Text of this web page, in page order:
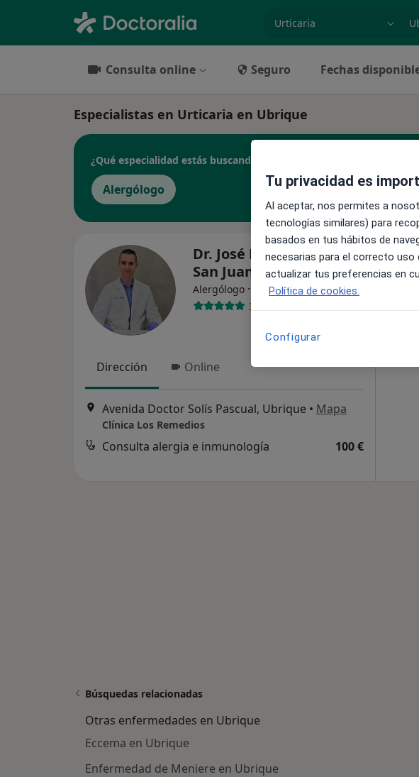
especialidad, enfermedad
Consulta online Seguro Fechas
Especialistas en Urticaria en Ubrique
¿Qué especialidad estás buscando?
Alergólogo
Dr. José María Duque
San Juan
Alergólogo · Ver más
371 opiniones
Dirección Online
Avenida Doctor Solís Pascual, Ubrique • Mapa
Clínica Los Remedios
Consulta alergia e inmunología 100 €
Búsquedas relacionadas
Otras enfermedades en Ubrique
Eccema en Ubrique
Enfermedad de Meniere en Ubrique
Tu privacidad es
Al aceptar, nos permites a
tecnologías similares) para
basados en tus hábitos de
necesarias para el correcto
actualizar tus preferencias en
Política de cookies.
Configurar